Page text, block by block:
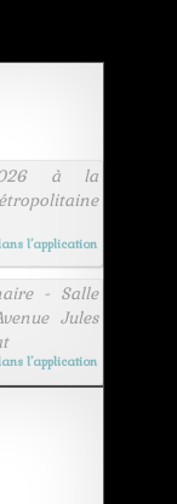
à la
l’application
- Salle
Jules
l’application